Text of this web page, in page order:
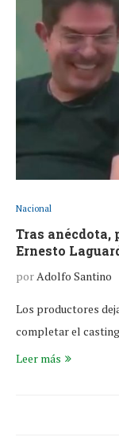
Nacional
Tras anécdota,
Ernesto
porAdolfo Santino
Los productores
completar el casting
Leer más